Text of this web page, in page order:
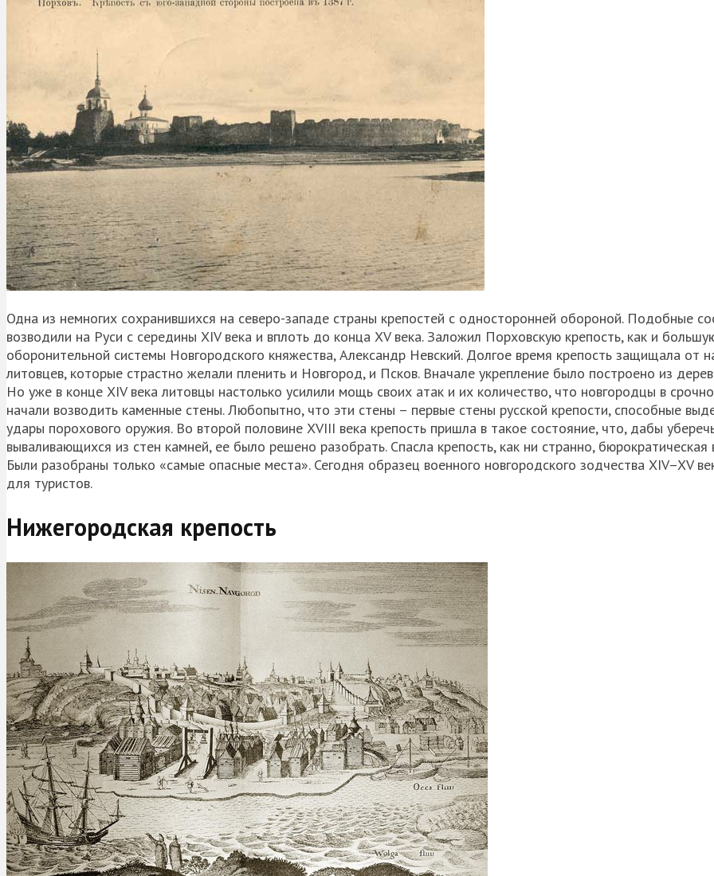
Одна из немногих сохранившихся на северо-западе страны крепостей с односторонней обороной. Подобные
возводили на Руси с середины XIV века и вплоть до конца XV века. Заложил Порховскую крепость, как и
оборонительной системы Новгородского княжества, Александр Невский. Долгое время крепость защищала от
литовцев, которые страстно желали пленить и Новгород, и Псков. Вначале укрепление было построено из
Но уже в конце XIV века литовцы настолько усилили мощь своих атак и их количество, что новгородцы в
начали возводить каменные стены. Любопытно, что эти стены – первые стены русской крепости, способные
удары порохового оружия. Во второй половине XVIII века крепость пришла в такое состояние, что, дабы
вываливающихся из стен камней, ее было решено разобрать. Спасла крепость, как ни странно, бюрократическая
Были разобраны только «самые опасные места». Сегодня образец военного новгородского зодчества XIV–XV
для туристов.
Нижегородская крепость